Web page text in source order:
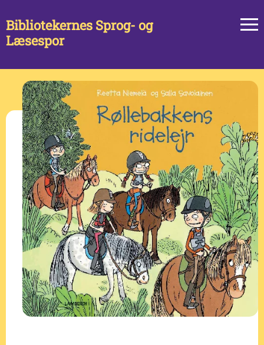
Bibliotekernes Sprog- og
Læsespor